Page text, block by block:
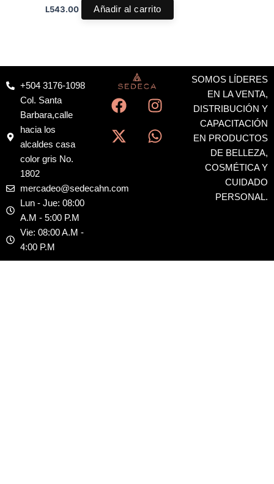
L543.00 Añadir al carrito
+504 3176-1098
Col. Santa
Barbara,calle
hacia los
alcaldes casa
color gris No.
1802
mercadeo@sedecahn.com
Lun - Jue: 08:00
A.M - 5:00 P.M
Vie: 08:00 A.M -
4:00 P.M
F
a
c
e
o
I
n
s
t
X
-
t
w
t
W
h
a
t
SOMOS LÍDERES
EN LA VENTA,
DISTRIBUCIÓN Y
CAPACITACIÓN
EN PRODUCTOS
DE BELLEZA,
COSMÉTICA Y
CUIDADO
PERSONAL.